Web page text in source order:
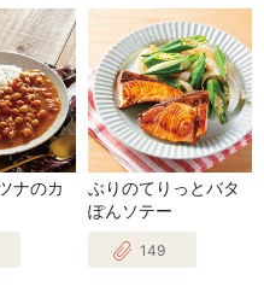
ナのカ
ぶりのてりっとバタ
ぽんソテー
149